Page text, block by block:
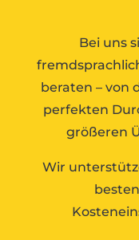
Bei uns
beraten – von
perfekten
größeren
Wir